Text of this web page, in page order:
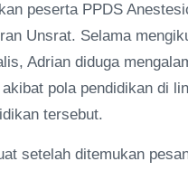
peserta PPDS
Unsrat. Selama
Adrian diduga
pola pendidikan di
tersebut.
setelah ditemukan